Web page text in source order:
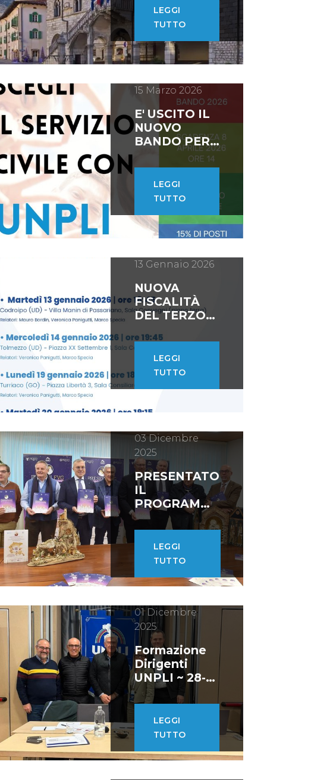
VENZONE
LEGGI
TUTTO
15 Marzo 2026
E' USCITO IL
NUOVO
BANDO PER
IL SERVIZIO
CIVILE
UNIVERSALE
LEGGI
TUTTO
13 Gennaio 2026
NUOVA
FISCALITÀ
DEL TERZO
CONTRIBUTI
REGIONALI
LE NOVITÀ
DEL 2026
LEGGI
TUTTO
03 Dicembre
2025
PRESENTATO
IL
PROGRAMMA
DI PRESEPI
FVG
LEGGI
TUTTO
01 Dicembre
2025
Formazione
Dirigenti
UNPLI ~ 28-
30 novembre
2025
LEGGI
TUTTO